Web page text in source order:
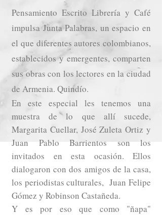
Pensamiento Escrito Librería y Café
impulsa Junta Palabras, un espacio en
el que diferentes autores colombianos,
establecidos y emergentes, comparten
sus obras con los lectores en la ciudad
de Armenia. Quindío.
En este especial les tenemos una
muestra de lo que allí sucede,
Margarita Cuellar, José Zuleta Ortiz y
Juan Pablo Barrientos son los
invitados en esta ocasión. Ellos
dialogaron con dos amigos de la casa,
los periodistas culturales, Juan Felipe
Gómez y Robinson Castañeda.
Y es por eso que como "ñapa"